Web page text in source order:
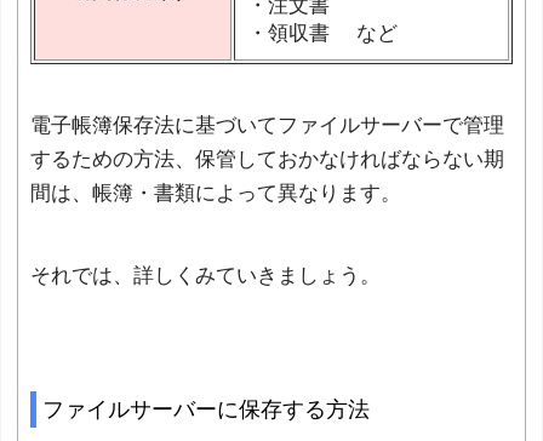
・注文書
・領収書 など
電子帳簿保存法に基づいてファイルサーバーで管理
するための方法、保管しておかなければならない期
間は、帳簿・書類によって異なります。
それでは、詳しくみていきましょう。
ファイルサーバーに保存する方法